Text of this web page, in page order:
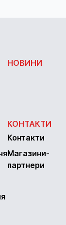
НОВИНИ
КОНТАКТИ
Контакти
Магазини-
партнери